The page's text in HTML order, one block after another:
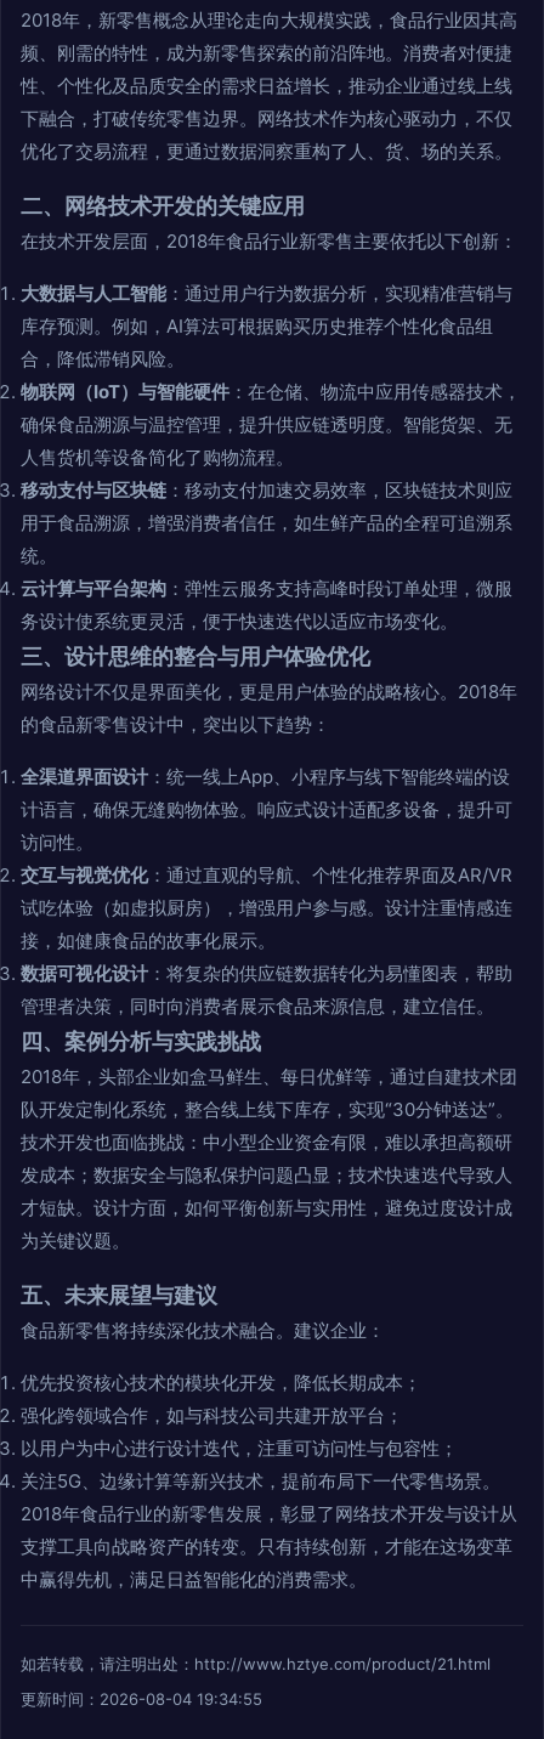
2018年，新零售概念从理论走向大规模实践，食品行业因其高
频、刚需的特性，成为新零售探索的前沿阵地。消费者对便捷
性、个性化及品质安全的需求日益增长，推动企业通过线上线
下融合，打破传统零售边界。网络技术作为核心驱动力，不仅
优化了交易流程，更通过数据洞察重构了人、货、场的关系。
二、网络技术开发的关键应用
在技术开发层面，2018年食品行业新零售主要依托以下创新：
大数据与人工智能 ：通过用户行为数据分析，实现精准营销与
库存预测。例如，AI算法可根据购买历史推荐个性化食品组
合，降低滞销风险。
物联网（IoT）与智能硬件 ：在仓储、物流中应用传感器技术，
确保食品溯源与温控管理，提升供应链透明度。智能货架、无
人售货机等设备简化了购物流程。
移动支付与区块链 ：移动支付加速交易效率，区块链技术则应
用于食品溯源，增强消费者信任，如生鲜产品的全程可追溯系
统。
云计算与平台架构 ：弹性云服务支持高峰时段订单处理，微服
务设计使系统更灵活，便于快速迭代以适应市场变化。
三、设计思维的整合与用户体验优化
网络设计不仅是界面美化，更是用户体验的战略核心。2018年
的食品新零售设计中，突出以下趋势：
全渠道界面设计 ：统一线上App、小程序与线下智能终端的设
计语言，确保无缝购物体验。响应式设计适配多设备，提升可
访问性。
交互与视觉优化：通过直观的导航、个性化推荐界面及AR/VR
试吃体验（如虚拟厨房），增强用户参与感。设计注重情感连
接，如健康食品的故事化展示。
数据可视化设计 ：将复杂的供应链数据转化为易懂图表，帮助
管理者决策，同时向消费者展示食品来源信息，建立信任。
四、案例分析与实践挑战
2018年，头部企业如盒马鲜生、每日优鲜等，通过自建技术团
队开发定制化系统，整合线上线下库存，实现“30分钟送达”。
技术开发也面临挑战：中小型企业资金有限，难以承担高额研
发成本；数据安全与隐私保护问题凸显；技术快速迭代导致人
才短缺。设计方面，如何平衡创新与实用性，避免过度设计成
为关键议题。
五、未来展望与建议
食品新零售将持续深化技术融合。建议企业：
优先投资核心技术的模块化开发，降低长期成本；
强化跨领域合作，如与科技公司共建开放平台；
以用户为中心进行设计迭代，注重可访问性与包容性；
关注5G、边缘计算等新兴技术，提前布局下一代零售场景。
2018年食品行业的新零售发展，彰显了网络技术开发与设计从
支撑工具向战略资产的转变。只有持续创新，才能在这场变革
中赢得先机，满足日益智能化的消费需求。
如若转载，请注明出处：http://www.hztye.com/product/21.html
更新时间：2026-08-04 19:34:55